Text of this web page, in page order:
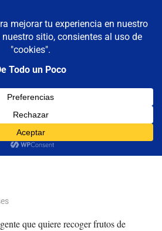
MENÚ
que quiere recoger frutos de